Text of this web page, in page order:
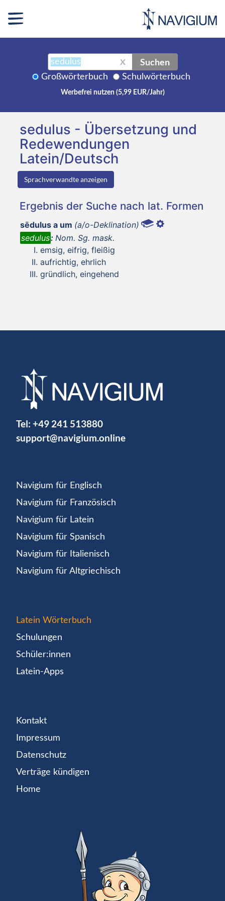
X Suchen
Großwörterbuch Schulwörterbuch
Werbefrei nutzen (5,99 EUR/Jahr)
sedulus - Übersetzung und
Redewendungen
Latein/Deutsch
Sprachverwandte anzeigen
Ergebnis der Suche nach lat. Formen
sēdulus a um (a/o-Deklination)
sedulus: Nom. Sg. mask.
emsig, eifrig, fleißig
aufrichtig, ehrlich
gründlich, eingehend
Tel: +49 241 513880
support@navigium.online
Navigium für Englisch
Navigium für Französisch
Navigium für Latein
Navigium für Spanisch
Navigium für Italienisch
Navigium für Altgriechisch
Latein Wörterbuch
Schulungen
Schüler:innen
Latein-Apps
Kontakt
Impressum
Datenschutz
Verträge kündigen
Home